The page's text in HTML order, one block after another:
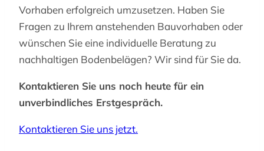
Vorhaben erfolgreich umzusetzen. Haben Sie
Fragen zu Ihrem anstehenden Bauvorhaben oder
wünschen Sie eine individuelle Beratung zu
nachhaltigen Bodenbelägen? Wir sind für Sie da.
Kontaktieren Sie uns noch heute für ein
unverbindliches Erstgespräch.
Kontaktieren Sie uns jetzt.